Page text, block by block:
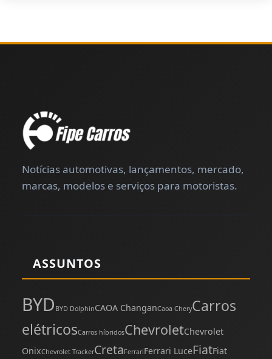
Notícias automotivas, lançamentos, mercado,
marcas, modelos e serviços para motoristas.
ASSUNTOS
BYD BYD DolphinCAOA ChanganCaoa CheryCarros
elétricosCarros híbridosChevroletChevrolet
OnixChevrolet TrackerCretaFerrariFerrari LuceFiatFiat